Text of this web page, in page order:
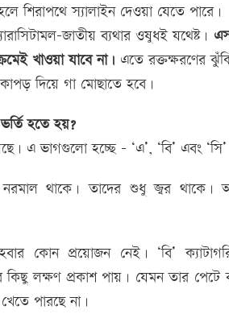
শিরাপথে স্যালাইন দেওয়া যেতে পারে।
জাতীয় ব্যথার ওষুধই যথেষ্ট।
খাওয়া যাবে না। এতে রক্তক্ষরণের
দিয়ে গা মোছাতে হবে।
হতে হয়?
এ ভাগগুলো হচ্ছে – ‘এ’, ‘বি’ এবং
নরমাল থাকে। তাদের শুধু জ্বর থাকে।
কোন প্রয়োজন নেই। ‘বি’
কিছু লক্ষণ প্রকাশ পায়। যেমন তার
পারছে না।